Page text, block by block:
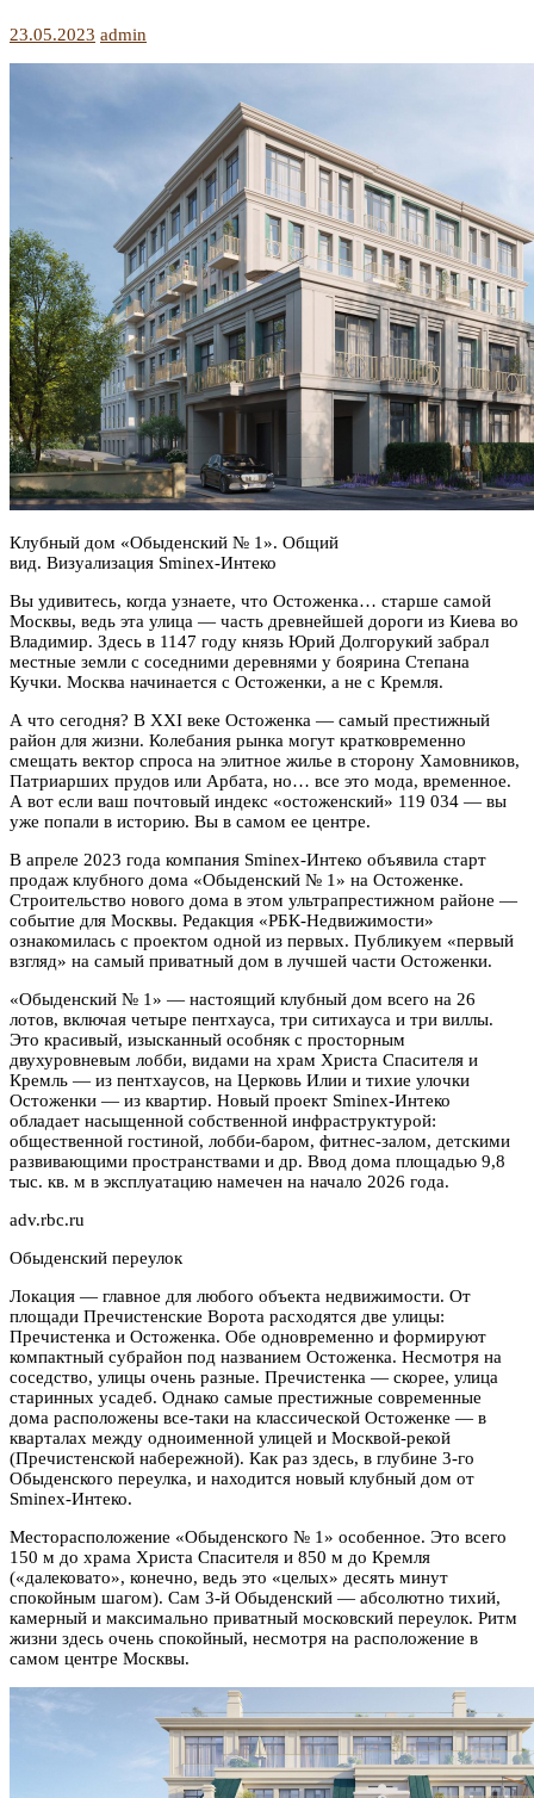
23.05.2023 admin
Клубный дом «Обыденский № 1». Общий
вид. Визуализация Sminex-Интеко
Вы удивитесь, когда узнаете, что Остоженка… старше самой
Москвы, ведь эта улица — часть древнейшей дороги из Киева во
Владимир. Здесь в 1147 году князь Юрий Долгорукий забрал
местные земли с соседними деревнями у боярина Степана
Кучки. Москва начинается с Остоженки, а не с Кремля.
А что сегодня? В XXI веке Остоженка — самый престижный
район для жизни. Колебания рынка могут кратковременно
смещать вектор спроса на элитное жилье в сторону Хамовников,
Патриарших прудов или Арбата, но… все это мода, временное.
А вот если ваш почтовый индекс «остоженский» 119 034 — вы
уже попали в историю. Вы в самом ее центре.
В апреле 2023 года компания Sminex-Интеко объявила старт
продаж клубного дома «Обыденский № 1» на Остоженке.
Строительство нового дома в этом ультрапрестижном районе —
событие для Москвы. Редакция «РБК-Недвижимости»
ознакомилась с проектом одной из первых. Публикуем «первый
взгляд» на самый приватный дом в лучшей части Остоженки.
«Обыденский № 1» — настоящий клубный дом всего на 26
лотов, включая четыре пентхауса, три ситихауса и три виллы.
Это красивый, изысканный особняк с просторным
двухуровневым лобби, видами на храм Христа Спасителя и
Кремль — из пентхаусов, на Церковь Илии и тихие улочки
Остоженки — из квартир. Новый проект Sminex-Интеко
обладает насыщенной собственной инфраструктурой:
общественной гостиной, лобби-баром, фитнес-залом, детскими
развивающими пространствами и др. Ввод дома площадью 9,8
тыс. кв. м в эксплуатацию намечен на начало 2026 года.
adv.rbc.ru
Обыденский переулок
Локация — главное для любого объекта недвижимости. От
площади Пречистенские Ворота расходятся две улицы:
Пречистенка и Остоженка. Обе одновременно и формируют
компактный субрайон под названием Остоженка. Несмотря на
соседство, улицы очень разные. Пречистенка — скорее, улица
старинных усадеб. Однако самые престижные современные
дома расположены все-таки на классической Остоженке — в
кварталах между одноименной улицей и Москвой-рекой
(Пречистенской набережной). Как раз здесь, в глубине 3-го
Обыденского переулка, и находится новый клубный дом от
Sminex-Интеко.
Месторасположение «Обыденского № 1» особенное. Это всего
150 м до храма Христа Спасителя и 850 м до Кремля
(«далековато», конечно, ведь это «целых» десять минут
спокойным шагом). Сам 3-й Обыденский — абсолютно тихий,
камерный и максимально приватный московский переулок. Ритм
жизни здесь очень спокойный, несмотря на расположение в
самом центре Москвы.